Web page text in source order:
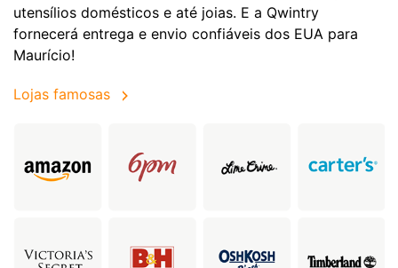
utensílios domésticos e até joias. E a Qwintry
fornecerá entrega e envio confiáveis dos EUA para
Maurício!
Lojas famosas